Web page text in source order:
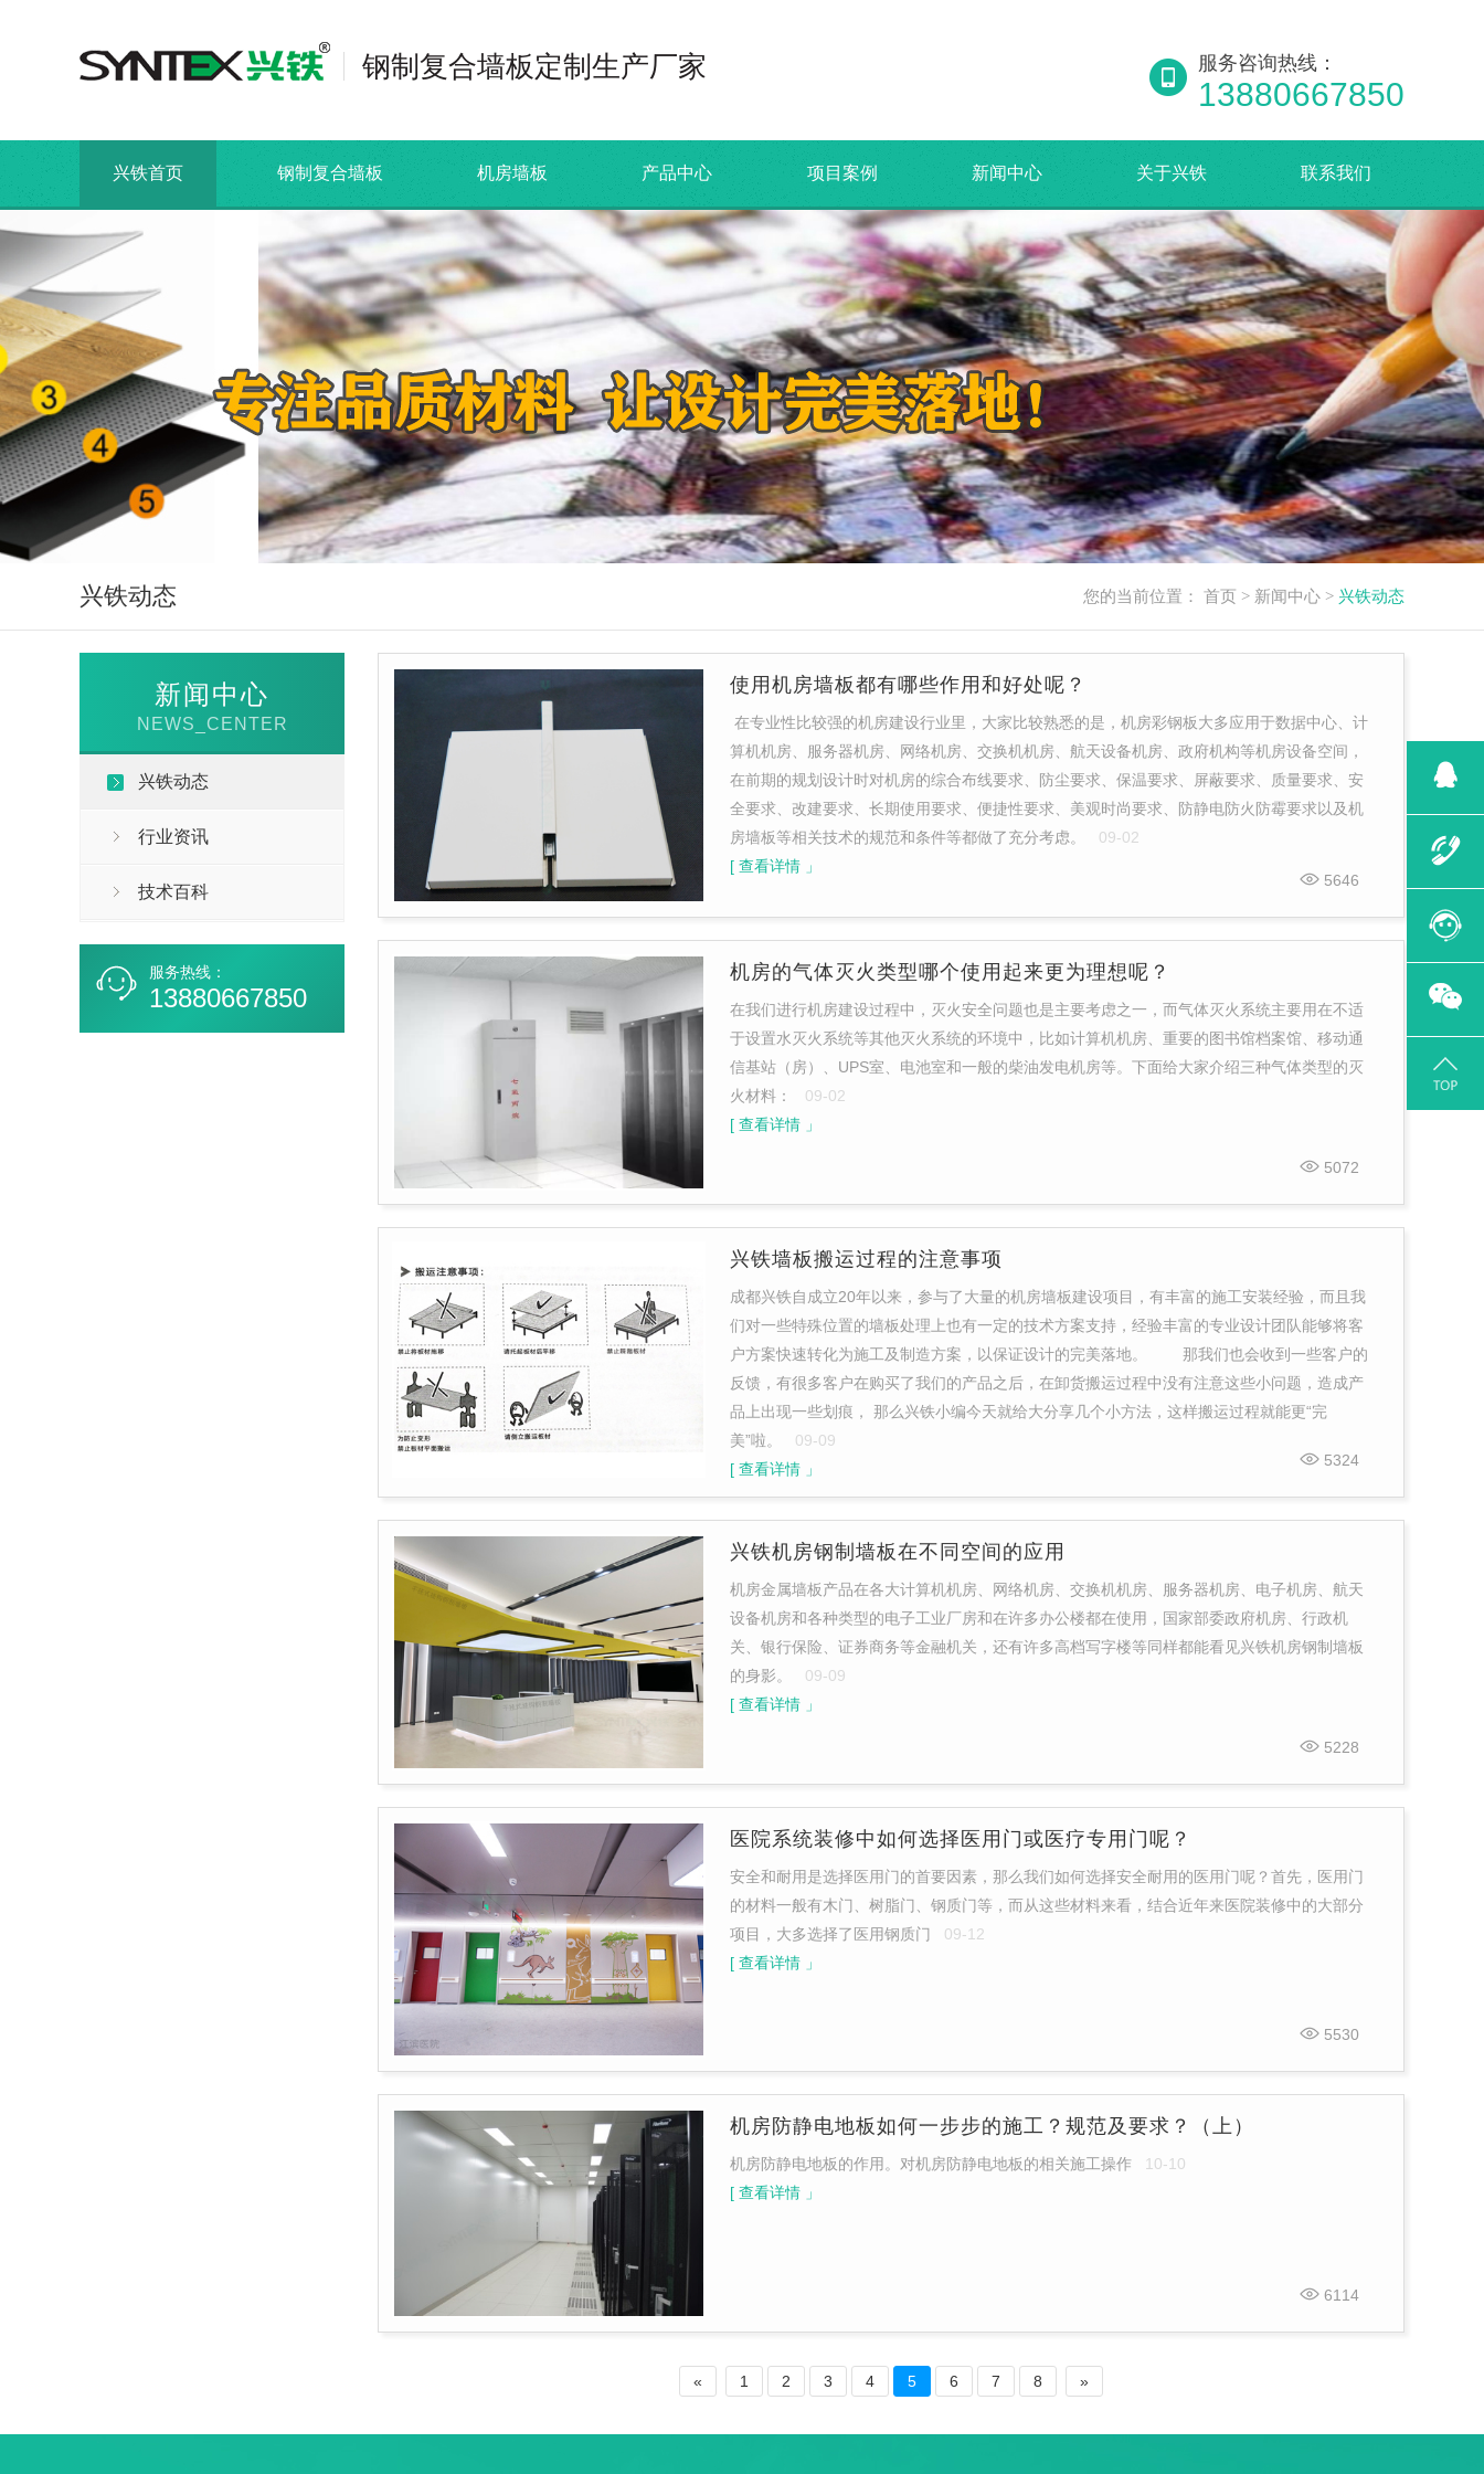
钢制复合墙板定制生产厂家 服务咨询热线：
13880667850
兴铁首页 钢制复合墙板 机房墙板 产品中心 项目案例 新闻中心 关于兴铁 联系我们
兴铁动态 您的当前位置： 首页 > 新闻中心 > 兴铁动态
新闻中心
NEWS_CENTER
兴铁动态
行业资讯
技术百科
服务热线：
13880667850
使用机房墙板都有哪些作用和好处呢？
在专业性比较强的机房建设行业里，大家比较熟悉的是，机房彩钢板大多应用于数据中心、计
算机机房、服务器机房、网络机房、交换机机房、航天设备机房、政府机构等机房设备空间，
在前期的规划设计时对机房的综合布线要求、防尘要求、保温要求、屏蔽要求、质量要求、安
全要求、改建要求、长期使用要求、便捷性要求、美观时尚要求、防静电防火防霉要求以及机
房墙板等相关技术的规范和条件等都做了充分考虑。
09-02
[ 查看详情 」
5646
机房的气体灭火类型哪个使用起来更为理想呢？
在我们进行机房建设过程中，灭火安全问题也是主要考虑之一，而气体灭火系统主要用在不适
于设置水灭火系统等其他灭火系统的环境中，比如计算机机房、重要的图书馆档案馆、移动通
信基站（房）、UPS室、电池室和一般的柴油发电机房等。下面给大家介绍三种气体类型的灭
火材料：
09-02
[ 查看详情 」
5072
兴铁墙板搬运过程的注意事项
成都兴铁自成立20年以来，参与了大量的机房墙板建设项目，有丰富的施工安装经验，而且我
们对一些特殊位置的墙板处理上也有一定的技术方案支持，经验丰富的专业设计团队能够将客
户方案快速转化为施工及制造方案，以保证设计的完美落地。 那我们也会收到一些客户的
反馈，有很多客户在购买了我们的产品之后，在卸货搬运过程中没有注意这些小问题，造成产
品上出现一些划痕， 那么兴铁小编今天就给大分享几个小方法，这样搬运过程就能更“完
美”啦。
09-09
[ 查看详情 」
5324
兴铁机房钢制墙板在不同空间的应用
机房金属墙板产品在各大计算机机房、网络机房、交换机机房、服务器机房、电子机房、航天
设备机房和各种类型的电子工业厂房和在许多办公楼都在使用，国家部委政府机房、行政机
关、银行保险、证券商务等金融机关，还有许多高档写字楼等同样都能看见兴铁机房钢制墙板
的身影。
09-09
[ 查看详情 」
5228
医院系统装修中如何选择医用门或医疗专用门呢？
安全和耐用是选择医用门的首要因素，那么我们如何选择安全耐用的医用门呢？首先，医用门
的材料一般有木门、树脂门、钢质门等，而从这些材料来看，结合近年来医院装修中的大部分
项目，大多选择了医用钢质门
09-12
[ 查看详情 」
5530
机房防静电地板如何一步步的施工？规范及要求？（上）
机房防静电地板的作用。对机房防静电地板的相关施工操作
10-10
[ 查看详情 」
6114
« 1 2 3 4 5 6 7 8 »